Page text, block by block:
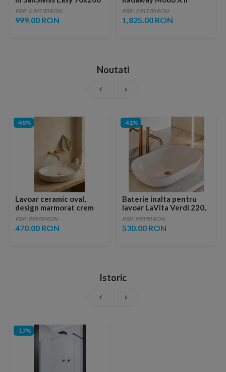
cm
PRP: 1,345.00 RON
999.00 RON
65xH200 cm
PRP: 2,017.00 RON
1,825.00 RON
Noutati
-48%
Lavoar ceramic oval,
design marmorat crem
lucios cu vene aurii,
ventil inclus
PRP: 890.00 RON
470.00 RON
-41%
Baterie inalta pentru
lavoar LaVita Verdi 220,
fara ventil, brushed
copper
PRP: 890.00 RON
530.00 RON
Istoric
-17%